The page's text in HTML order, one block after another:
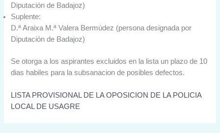
Diputación de Badajoz)
Suplente:
D.ª Araixa M.ª Valera Bermúdez (persona designada por
Diputación de Badajoz)
Se otorga a los aspirantes excluidos en la lista un plazo de 10
dias habiles para la subsanacion de posibles defectos.
LISTA PROVISIONAL DE LA OPOSICION DE LA POLICIA
LOCAL DE USAGRE